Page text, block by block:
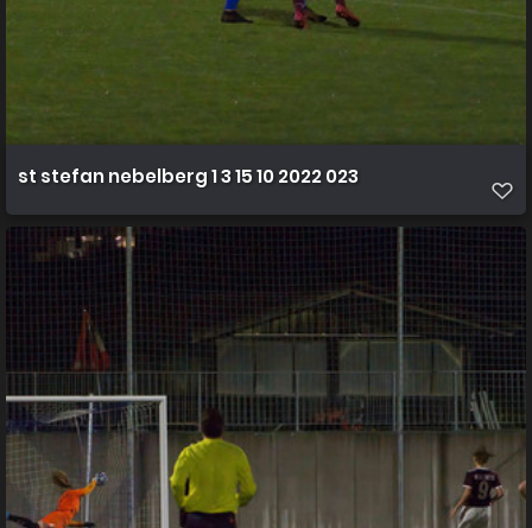
st stefan nebelberg 1 3 15 10 2022 023